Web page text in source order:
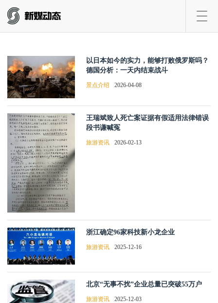
以日本如今的实力，能够打败俄罗斯吗？
德国分析：一天内结束战斗
景点介绍 2026-04-08
王瑞斌致人死亡案证据有假适用法律错误
段书谦喊冤
旅游资讯 2026-02-13
浙江确定96家科技新小龙企业
旅游资讯 2025-12-16
北京“无事不扰”企业总量已突破55万户
旅游资讯 2025-12-03